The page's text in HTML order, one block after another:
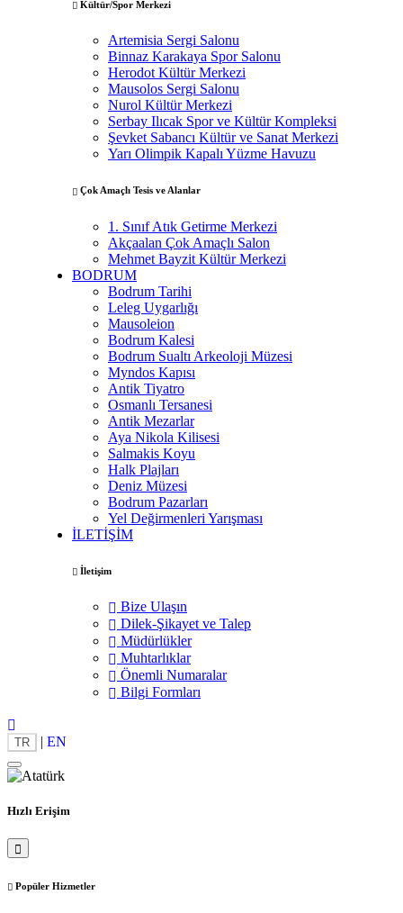
Kültür/Spor Merkezi
Artemisia Sergi Salonu
Binnaz Karakaya Spor Salonu
Herodot Kültür Merkezi
Mausolos Sergi Salonu
Nurol Kültür Merkezi
Serbay Ilıcak Spor ve Kültür Kompleksi
Şevket Sabancı Kültür ve Sanat Merkezi
Yarı Olimpik Kapalı Yüzme Havuzu
Çok Amaçlı Tesis ve Alanlar
1. Sınıf Atık Getirme Merkezi
Akçaalan Çok Amaçlı Salon
Mehmet Bayzit Kültür Merkezi
BODRUM
Bodrum Tarihi
Leleg Uygarlığı
Mausoleion
Bodrum Kalesi
Bodrum Sualtı Arkeoloji Müzesi
Myndos Kapısı
Antik Tiyatro
Osmanlı Tersanesi
Antik Mezarlar
Aya Nikola Kilisesi
Salmakis Koyu
Halk Plajları
Deniz Müzesi
Bodrum Pazarları
Yel Değirmenleri Yarışması
İLETİŞİM
İletişim
Bize Ulaşın
Dilek-Şikayet ve Talep
Müdürlükler
Muhtarlıklar
Önemli Numaralar
Bilgi Formları
TR | EN
Hızlı Erişim
Popüler Hizmetler